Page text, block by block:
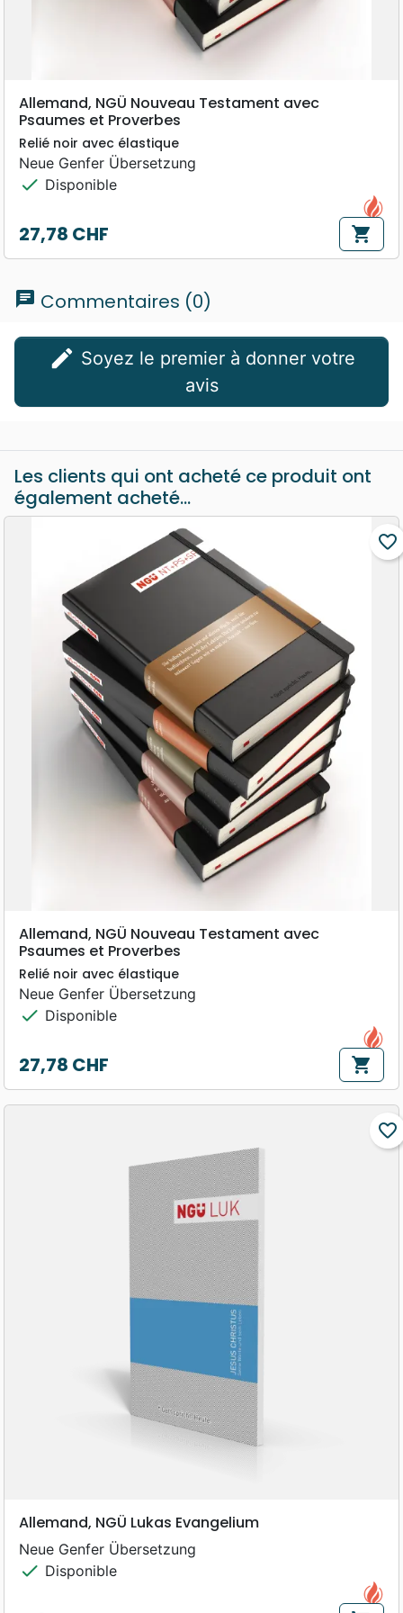
Allemand, NGÜ Nouveau Testament avec
Psaumes et Proverbes
Relié noir avec élastique
Neue Genfer Übersetzung
check Disponible
Prix
27,78 CHF shopping_cart
chat Commentaires (0)
edit
avis
Les clients qui ont acheté ce produit ont
également acheté...
favorite_border
Allemand, NGÜ Nouveau Testament avec
Psaumes et Proverbes
Relié noir avec élastique
Neue Genfer Übersetzung
check Disponible
Prix
27,78 CHF shopping_cart
favorite_border
Allemand, NGÜ Lukas Evangelium
Neue Genfer Übersetzung
check Disponible